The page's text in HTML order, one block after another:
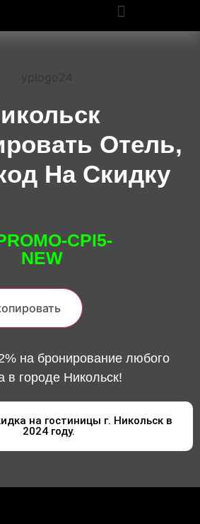
Отель,
На Скидку
CPI5-
NEW
на бронирование любого
в городе Никольск!
на гостиницы г. Никольск в
2024 году.